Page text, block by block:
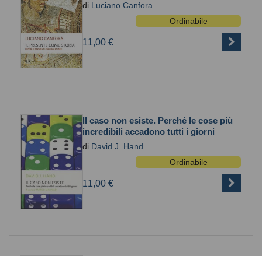
di Luciano Canfora
Ordinabile
11,00 €
Il caso non esiste. Perché le cose più
incredibili accadono tutti i giorni
di David J. Hand
Ordinabile
11,00 €